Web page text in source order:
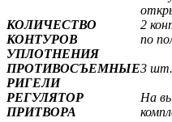
КОЛИЧЕСТВО
КОНТУРОВ
УПЛОТНЕНИЯ
2
по
ПРОТИВОСЪЕМНЫЕ
РИГЕЛИ
3
РЕГУЛЯТОР
ПРИТВОРА
На